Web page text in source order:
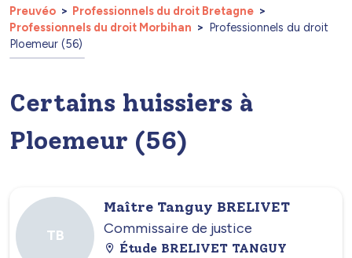
Preuvéo
Professionnels du droit Bretagne
Professionnels du droit Morbihan
Professionnels du droit
Ploemeur (56)
Certains huissiers à
Ploemeur (56)
TB
Maître Tanguy BRELIVET
Commissaire de justice
Étude BRELIVET TANGUY